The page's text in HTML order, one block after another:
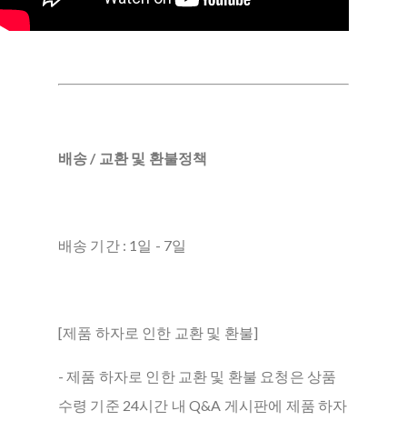
배송 / 교환 및 환불정책
배송 기간 : 1일 - 7일
[제품 하자로 인한 교환 및 환불]
- 제품 하자로 인한 교환 및 환불 요청은 상품
수령 기준 24시간 내 Q&A 게시판에 제품 하자